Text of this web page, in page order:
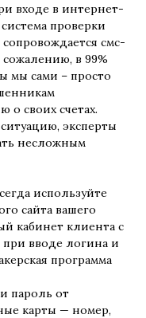
входе в интернет-
проверки
смс-
в 99%
мы сами – просто
своих счетах.
эксперты
несложным
используйте
сайта вашего
кабинет клиента с
вводе логина и
программа
пароль от
карты — номер,